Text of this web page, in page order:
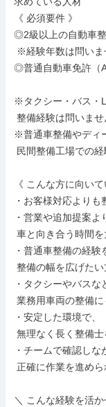
《 必須要件 》
◎2級以上の自動車
◎普通自動車免許（
※タクシー・バス・
※普通車整備やディ
《 こんな方に向いて
・お客様対応より
・営業や追加提案よ
・普通車整備の経験
・タクシーやバスな
・安定した環境で、
・チームで確認しな
＼ こんな経験を活